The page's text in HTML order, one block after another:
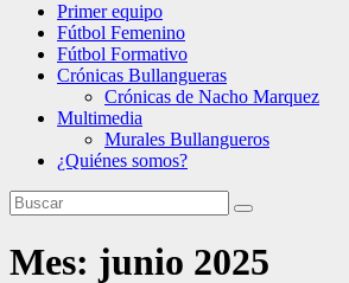
Primer equipo
Fútbol Femenino
Fútbol Formativo
Crónicas Bullangueras
Crónicas de Nacho Marquez
Multimedia
Murales Bullangueros
¿Quiénes somos?
Mes: junio 2025